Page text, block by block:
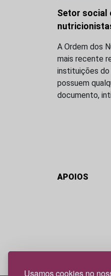
Usamos cookies no
Setor social
A Ordem dos
mais recente
instituições do
possuem
documento,
APOIOS